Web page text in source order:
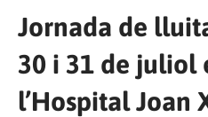
Jornada de
30 i 31 de juliol
l’Hospital Joan